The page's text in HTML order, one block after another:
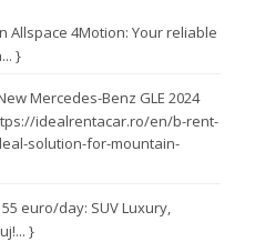
Allspace 4Motion: Your reliable
}
Mercedes-Benz GLE 2024
idealrentacar.ro/en/b-rent-
solution-for-mountain-
euro/day: SUV Luxury,
}